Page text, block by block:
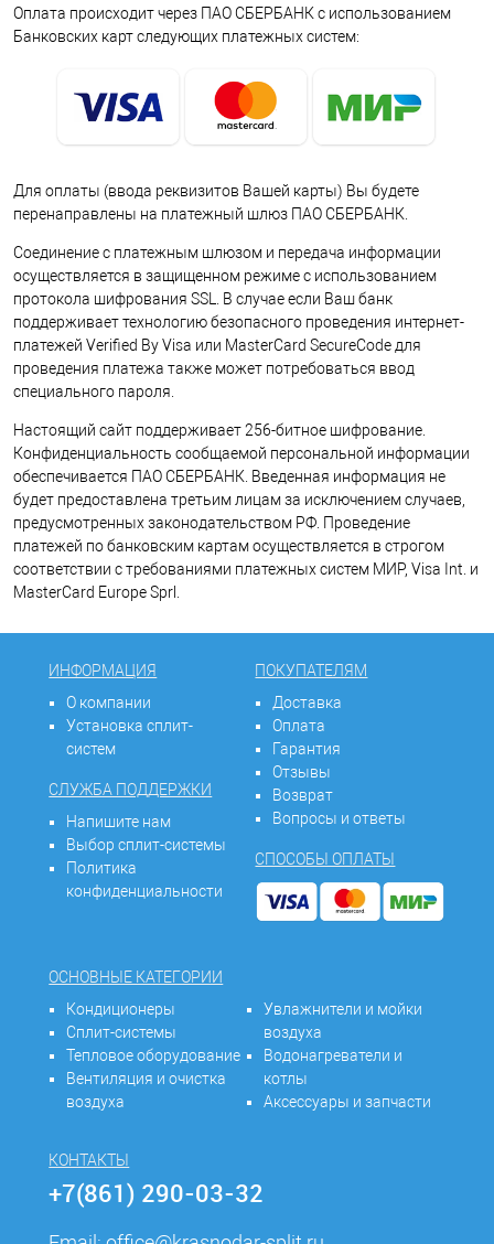
Оплата происходит через ПАО СБЕРБАНК с использованием
Банковских карт следующих платежных систем:
Для оплаты (ввода реквизитов Вашей карты) Вы будете
перенаправлены на платежный шлюз ПАО СБЕРБАНК.
Соединение с платежным шлюзом и передача информации
осуществляется в защищенном режиме с использованием
протокола шифрования SSL. В случае если Ваш банк
поддерживает технологию безопасного проведения интернет-
платежей Verified By Visa или MasterCard SecureCode для
проведения платежа также может потребоваться ввод
специального пароля.
Настоящий сайт поддерживает 256-битное шифрование.
Конфиденциальность сообщаемой персональной информации
обеспечивается ПАО СБЕРБАНК. Введенная информация не
будет предоставлена третьим лицам за исключением случаев,
предусмотренных законодательством РФ. Проведение
платежей по банковским картам осуществляется в строгом
соответствии с требованиями платежных систем МИР, Visa Int. и
MasterCard Europe Sprl.
ИНФОРМАЦИЯ
О компании
Установка сплит-
систем
СЛУЖБА ПОДДЕРЖКИ
Напишите нам
Выбор сплит-системы
Политика
конфиденциальности
ПОКУПАТЕЛЯМ
Доставка
Оплата
Гарантия
Отзывы
Возврат
Вопросы и ответы
СПОСОБЫ ОПЛАТЫ
ОСНОВНЫЕ КАТЕГОРИИ
Кондиционеры
Сплит-системы
Тепловое оборудование
Вентиляция и очистка
воздуха
Увлажнители и мойки
воздуха
Водонагреватели и
котлы
Аксессуары и запчасти
КОНТАКТЫ
+7(861) 290-03-32